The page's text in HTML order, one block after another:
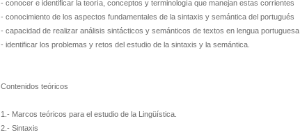
- conocer e identificar la teoría, conceptos y terminología que manejan estas corrientes
- conocimiento de los aspectos fundamentales de la sintaxis y semántica del portugués
- capacidad de realizar análisis sintácticos y semánticos de textos en lengua portuguesa.
- identificar los problemas y retos del estudio de la sintaxis y la semántica.
Contenidos teóricos
1.- Marcos teóricos para el estudio de la Lingüística.
2.- Sintaxis